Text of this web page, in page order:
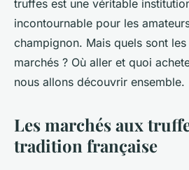
truffes est une véritable
incontournable pour les
champignon. Mais quels sont
marchés ? Où aller et quoi
nous allons découvrir ensemble.
Les marchés aux
tradition française